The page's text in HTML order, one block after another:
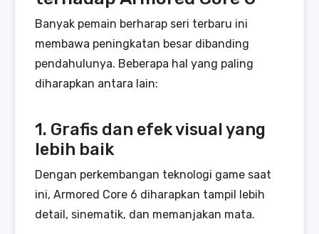
Banyak pemain berharap seri terbaru ini
membawa peningkatan besar dibanding
pendahulunya. Beberapa hal yang paling
diharapkan antara lain:
1. Grafis dan efek visual yang
lebih baik
Dengan perkembangan teknologi game saat
ini, Armored Core 6 diharapkan tampil lebih
detail, sinematik, dan memanjakan mata.